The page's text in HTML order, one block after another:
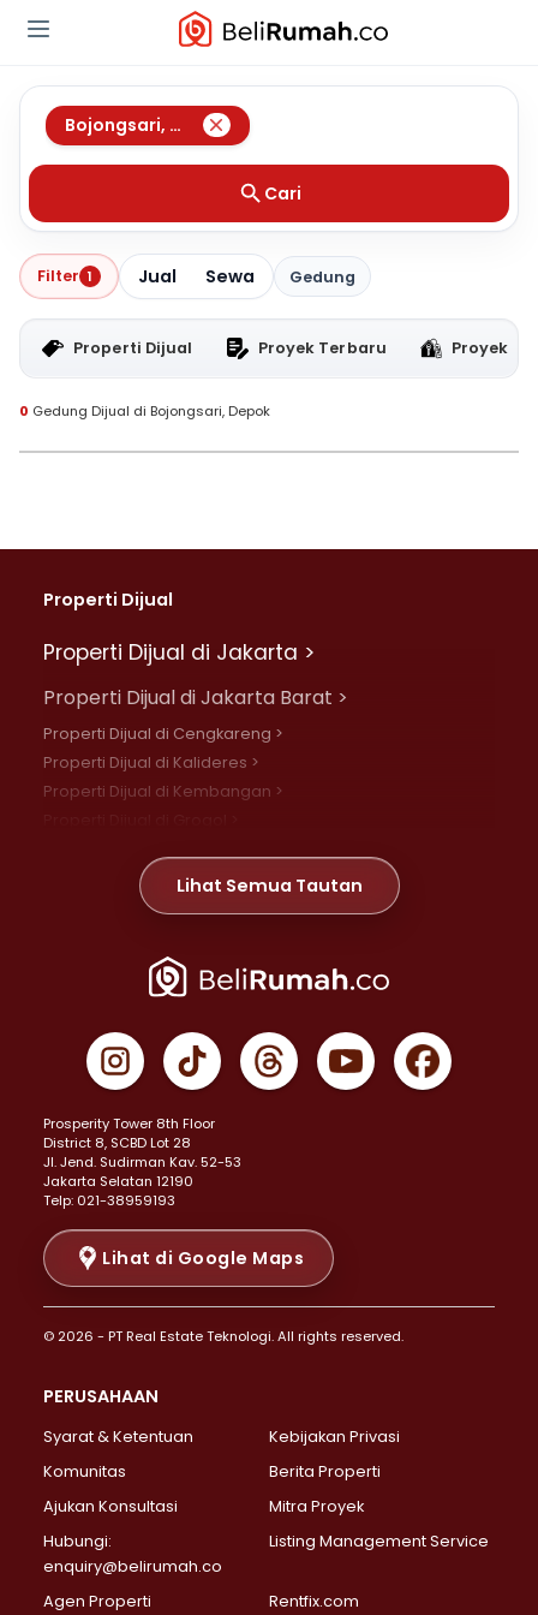
Bojongsari, Depok
Cari
Filter 1 Jual Sewa Gedung
Properti Dijual Proyek Terbaru Proyek
0 Gedung Dijual di Bojongsari, Depok
Properti Dijual
Properti Dijual di Jakarta >
Properti Dijual di Jakarta Barat >
Properti Dijual di Cengkareng >
Properti Dijual di Kalideres >
Properti Dijual di Kembangan >
Properti Dijual di Meruya >
Properti Dijual di Jelambar >
Properti Dijual di Jakarta Pusat >
Properti Dijual di Gambir >
Properti Dijual di Johar Baru >
Properti Dijual di Menteng >
Properti Dijual di Senen >
Properti Dijual di Tanah Abang >
Properti Dijual di Cikini >
Properti Dijual di Kramat >
Properti Dijual di Pasar Baru >
Properti Dijual di Bendungan Hilir >
Properti Dijual di Jakarta Selatan >
Properti Dijual di Lebak Bulus >
Properti Dijual di Gandaria Selatan >
Properti Dijual di Pondok Labu >
Properti Dijual di Lenteng Agung >
Properti Dijual di Senayan >
Properti Dijual di Pondok Pinang >
Lihat Semua Tautan
Prosperity Tower 8th Floor
District 8, SCBD Lot 28
JI. Jend. Sudirman Kav. 52-53
Jakarta Selatan 12190
Telp: 021-38959193
Lihat di Google Maps
© 2026 - PT Real Estate Teknologi. All rights reserved.
PERUSAHAAN
Syarat & Ketentuan
Kebijakan Privasi
Komunitas
Berita Properti
Ajukan Konsultasi
Mitra Proyek
Hubungi:
enquiry@belirumah.co
Listing Management Service
Agen Properti Rentfix.com